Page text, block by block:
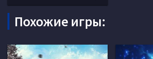
Похожие игры: